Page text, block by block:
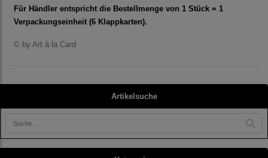
Artikelsuche
Für Händler entspricht die Bestellmenge von 1 Stück = 1
Verpackungseinheit (6 Klappkarten).
© by Art à la Card